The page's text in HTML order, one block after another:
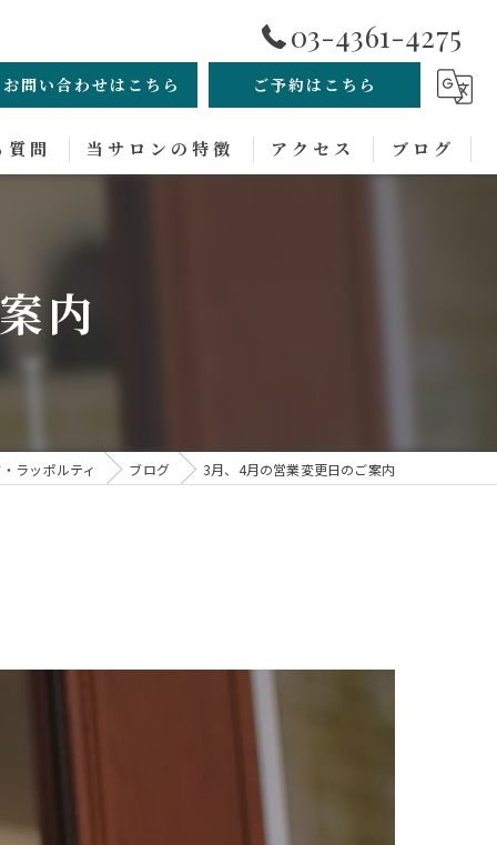
03-4361-4275
お問い合わせはこちら ご予約はこちら
質問 当サロンの特徴
白髪染め
アクセス ブログ
内
ラッポルティ ブログ 3月、4月の営業変更日のご案内